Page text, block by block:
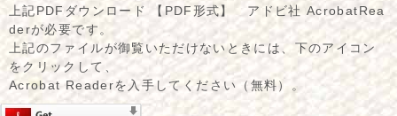
上記PDFダウンロード 【PDF形式】 アドビ社 AcrobatRea
derが必要です。
上記のファイルが御覧いただけないときには、下のアイコン
をクリックして、
Acrobat Readerを入手してください（無料）。